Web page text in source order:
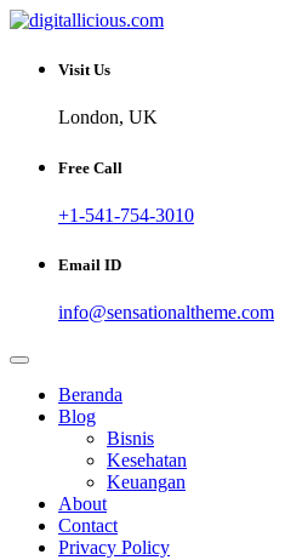
Skip
content
digitallicious.com
Sharing Digital Information
Visit Us
London, UK
Free Call
+1-541-754-3010
Email ID
info@sensationaltheme.com
Beranda
Blog
Bisnis
Kesehatan
Keuangan
About
Contact
Privacy Policy